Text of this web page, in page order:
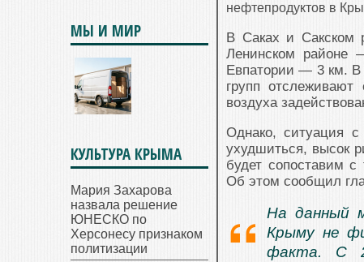
нефтепродуктов в
В Саках и Сакском
Ленинском
Евпатории — 3 км. В
групп
воздуха
Однако, ситуация
ухудшиться, высок
будет сопоставим с
Об этом сообщил
На данный
Крыму не
факта. С
МЫ И МИР
КУЛЬТУРА КРЫМА
Мария Захарова
назвала решение
ЮНЕСКО по
Херсонесу признаком
политизации